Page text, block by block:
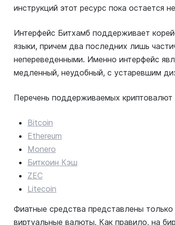
инструкций этот ресурс пока остается
Интерфейс Битхамб поддерживает
языки, причем два последних лишь
непереведенными. Именно интерфейс
медленный, неудобный, с устаревшим
Перечень поддерживаемых
Bitcoin
Ethereum
Monero
Биткоин Кэш
ZEC
Litecoin
Фиатные средства представлены
виртуальные валюты. Как правило, на